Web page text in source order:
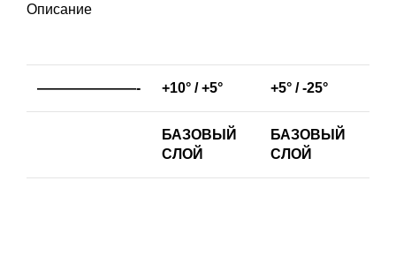
Описание
———————- +10° / +5° +5° / -25°
БАЗОВЫЙ
СЛОЙ
БАЗОВЫЙ
СЛОЙ